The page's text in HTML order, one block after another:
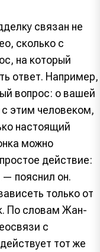
связан не
сколько с
на который
ответ. Например,
вопрос: о вашей
этим человеком,
настоящий
можно
действие:
— пояснил он.
только от
По словам Жан-
с
тот же